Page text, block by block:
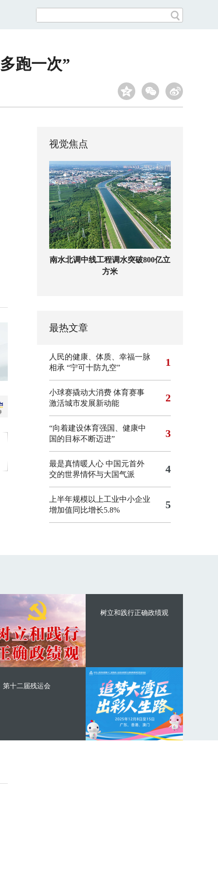
跑一次”
视觉焦点
南水北调中线工程调水突破800亿立
方米
最热文章
人民的健康、体质、幸福一脉
相承 “宁可十防九空” 1
小球赛撬动大消费 体育赛事
激活城市发展新动能
2
“向着建设体育强国、健康中
国的目标不断迈进”
3
最是真情暖人心 中国元首外
交的世界情怀与大国气派
4
上半年规模以上工业中小企业
增加值同比增长5.8%
5
树立和践行正确政绩观
第十二届残运会